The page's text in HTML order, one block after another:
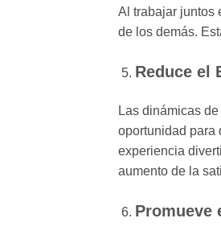
Al trabajar juntos
de los demás.
Reduce el
Las dinámicas de
oportunidad para
experiencia
aumento de la
Promueve